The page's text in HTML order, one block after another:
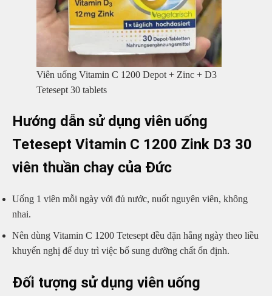
Viên uống Vitamin C 1200 Depot + Zinc + D3
Tetesept 30 tablets
Hướng dẫn sử dụng viên uống
Tetesept Vitamin C 1200 Zink D3 30
viên thuần chay của Đức
Uống 1 viên mỗi ngày với đủ nước, nuốt nguyên viên, không
nhai.
Nên dùng Vitamin C 1200 Tetesept đều đặn hằng ngày theo liều
khuyến nghị để duy trì việc bổ sung dưỡng chất ổn định.
Đối tượng sử dụng viên uống